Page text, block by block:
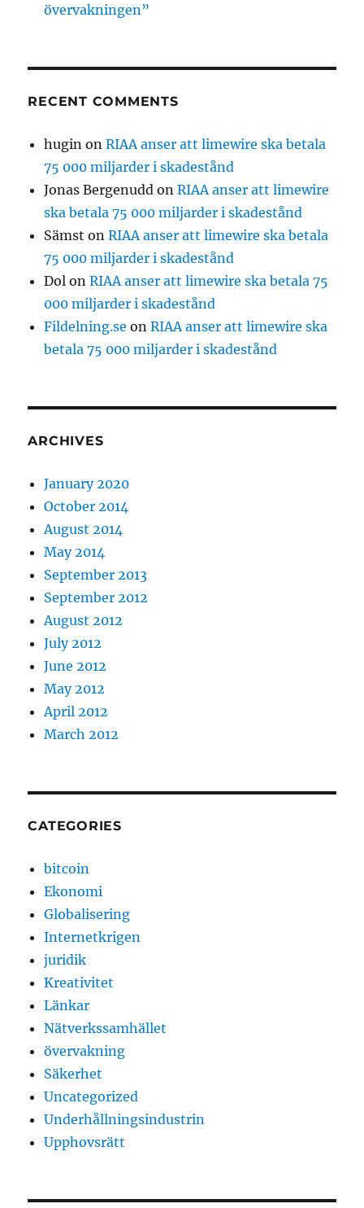
övervakningen”
RECENT COMMENTS
hugin onRIAA anser att limewire ska betala
75 000 miljarder i skadestånd
Jonas Bergenudd onRIAA anser att limewire
ska betala 75 000 miljarder i skadestånd
Sämst onRIAA anser att limewire ska betala
75 000 miljarder i skadestånd
Dol onRIAA anser att limewire ska betala 75
000 miljarder i skadestånd
Fildelning.se onRIAA anser att limewire ska
betala 75 000 miljarder i skadestånd
ARCHIVES
January 2020
October 2014
August 2014
May 2014
September 2013
September 2012
August 2012
July 2012
June 2012
May 2012
April 2012
March 2012
CATEGORIES
bitcoin
Ekonomi
Globalisering
Internetkrigen
juridik
Kreativitet
Länkar
Nätverkssamhället
övervakning
Säkerhet
Uncategorized
Underhållningsindustrin
Upphovsrätt